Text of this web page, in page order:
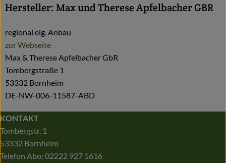
Hersteller: Max und Therese Apfelbacher GBR
regional eig. Anbau
zur Webseite
Max & Therese Apfelbacher GbR
Tombergstraße 1
53332 Bornheim
DE-NW-006-11587-ABD
KONTAKT
Tombergstr. 1
53332 Bornheim
Telefon Abo: 02222 927 1616